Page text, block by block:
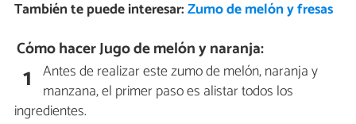
También te puede interesar:Zumo de melón y fresas
Cómo hacer Jugo de melón y naranja:
1 Antes de realizar este zumo de melón, naranja y
manzana, el primer paso es alistar todos los
ingredientes.